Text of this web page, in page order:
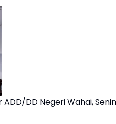
DD Negeri Wahai, Senin